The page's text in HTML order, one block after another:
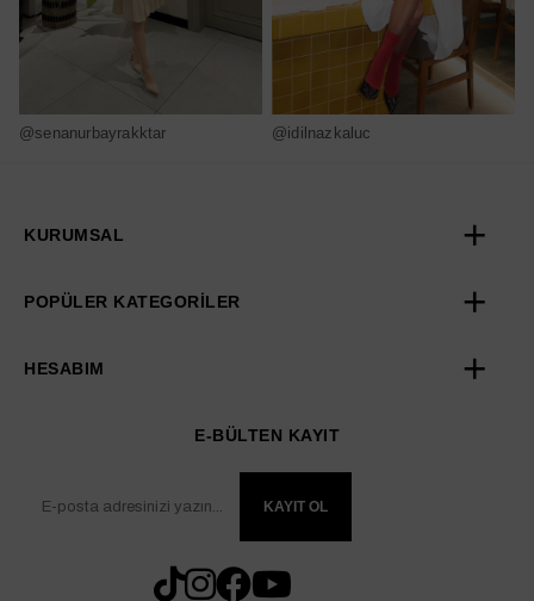
@senanurbayrakktar @idilnazkaluc
KURUMSAL
POPÜLER KATEGORİLER
HESABIM
E-BÜLTEN KAYIT
KAYIT OL